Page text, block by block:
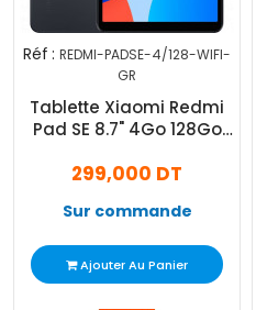
Réf : REDMI-PADSE-4/128-WIFI-
GR
Tablette Xiaomi Redmi
Pad SE 8.7" 4Go 128Go
299,000 DT
Sur commande
Ajouter Au Panier